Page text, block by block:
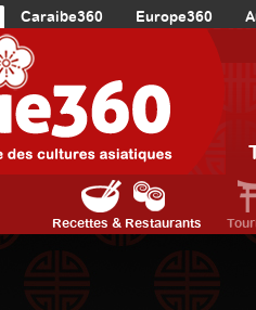
Caraibe360 Europe360
Recettes & Restaurants